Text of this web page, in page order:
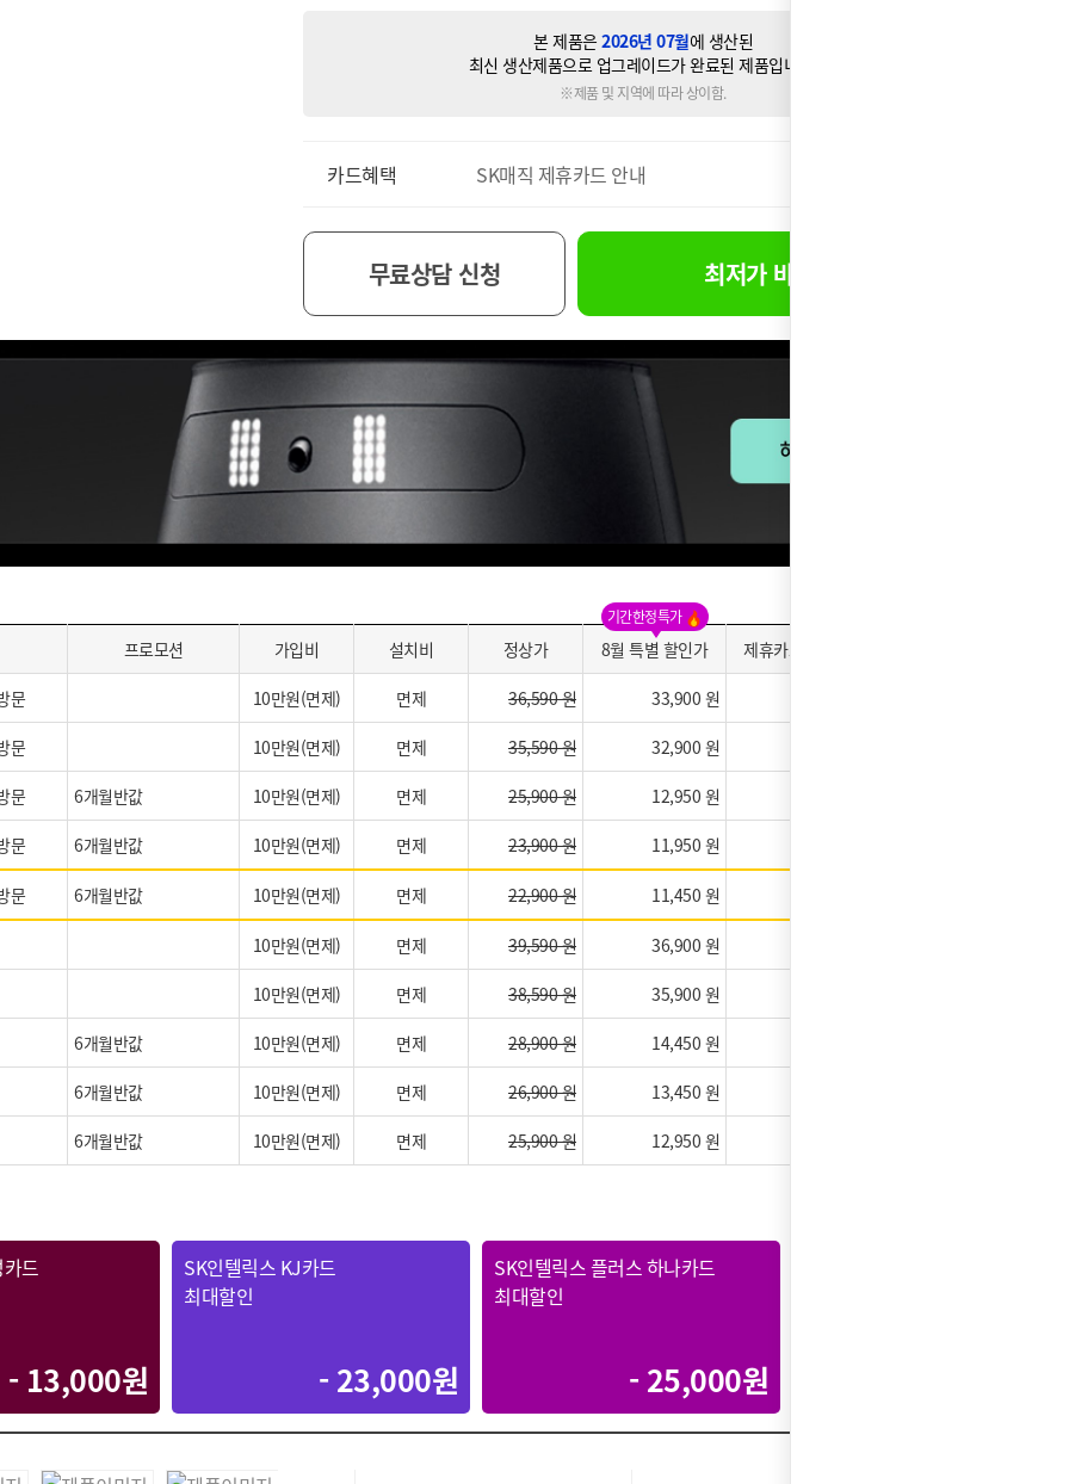
본 제품은 2026년 07월에 생산된
최신 생산제품으로 업그레이드가 완료된 제품입니다.
※제품 및 지역에 따라 상이함.
카드혜택 SK매직 제휴카드 안내
무료상담 신청 최저가 바로신청
기간한정특가
프로모션 가입비 설치비 정상가 8월 특별 할인가 제휴카드 적용가
문 10만원(면제) 면제 36,590 원 33,900 원
문 10만원(면제) 면제 35,590 원 32,900 원
문 6개월반값 10만원(면제) 면제 25,900 원 12,950 원
문 6개월반값 10만원(면제) 면제 23,900 원 11,950 원
문 6개월반값 10만원(면제) 면제 22,900 원 11,450 원
10만원(면제) 면제 39,590 원 36,900 원
10만원(면제) 면제 38,590 원 35,900 원
6개월반값 10만원(면제) 면제 28,900 원 14,450 원
6개월반값 10만원(면제) 면제 26,900 원 13,450 원
6개월반값 10만원(면제) 면제 25,900 원 12,950 원
드
- 13,000원
SK인텔릭스 KJ카드
최대할인
- 23,000원
SK인텔릭스 플러스 하나카드
최대할인
- 25,000원